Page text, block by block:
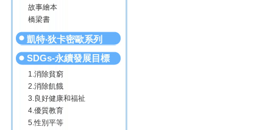
故事繪本
橋梁書
凱特‧狄卡密歐系列
SDGs-永續發展目標
1.消除貧窮
2.消除飢餓
3.良好健康和福祉
4.優質教育
5.性別平等